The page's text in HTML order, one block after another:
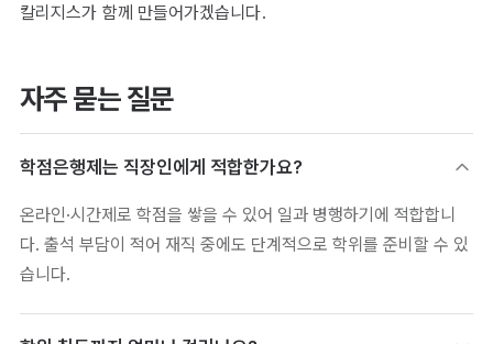
칼리지스가 함께 만들어가겠습니다.
자주 묻는 질문
학점은행제는 직장인에게 적합한가요?
온라인·시간제로 학점을 쌓을 수 있어 일과 병행하기에 적합합니
다. 출석 부담이 적어 재직 중에도 단계적으로 학위를 준비할 수 있
습니다.